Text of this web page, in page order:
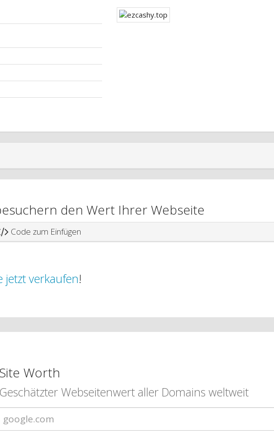
den Wert Ihrer Webseite
Code zum Einfügen
jetzt verkaufen!
Worth
Webseitenwert aller Domains weltweit